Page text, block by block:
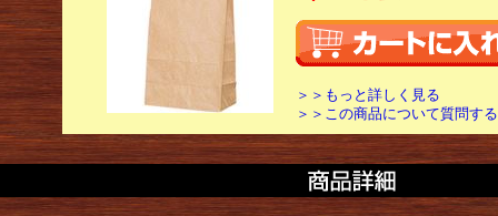
＞＞もっと詳しく見る
＞＞この商品について質問する